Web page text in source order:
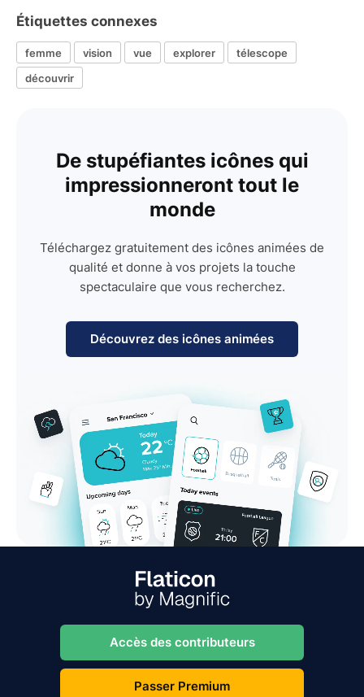
Étiquettes connexes
femme vision vue explorer
télescope
découvrir
De stupéfiantes icônes qui
impressionneront tout le
monde
Téléchargez gratuitement des icônes animées de
qualité et donne à vos projets la touche
spectaculaire que vous recherchez.
Découvrez des icônes animées
Accès des contributeurs
Passer Premium